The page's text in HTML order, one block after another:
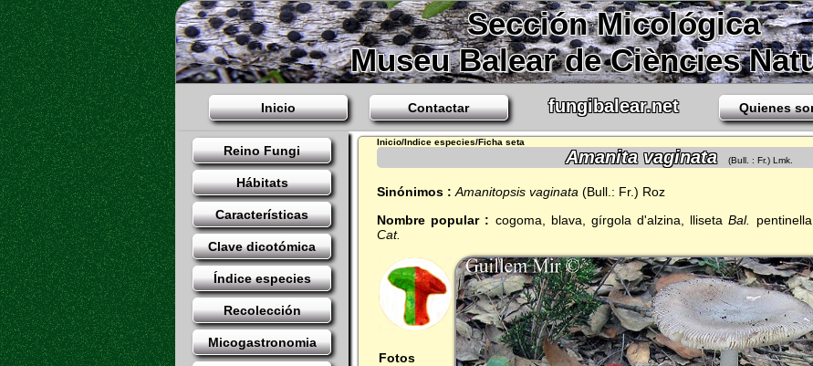
Sección Micológica
Museu Balear de Ciències
Inicio Contactar fungibalear.net Quienes
Reino Fungi
Hábitats
Características
Clave dicotómica
Índice especies
Recolección
Micogastronomia
Inicio/Indice especies/Ficha seta
Amanita vaginata(Bull. : Fr.) Lmk.
Sinónimos : Amanitopsis vaginata (Bull.: Fr.) Roz
Nombre popular : cogoma, blava, gírgola d'alzina, lliseta Bal.
Cat.
Fotos